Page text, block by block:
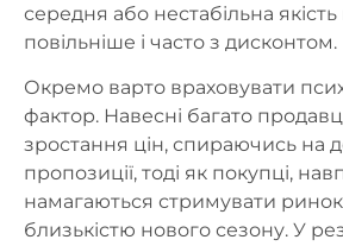
середня або нестабільна
повільніше і часто з дисконтом.
Окремо варто враховувати
фактор. Навесні багато
зростання цін, спираючись на
пропозиції, тоді як покупці,
намагаються стримувати
близькістю нового сезону. У